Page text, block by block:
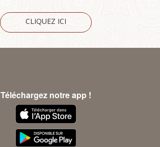
CLIQUEZ ICI
Téléchargez notre app !